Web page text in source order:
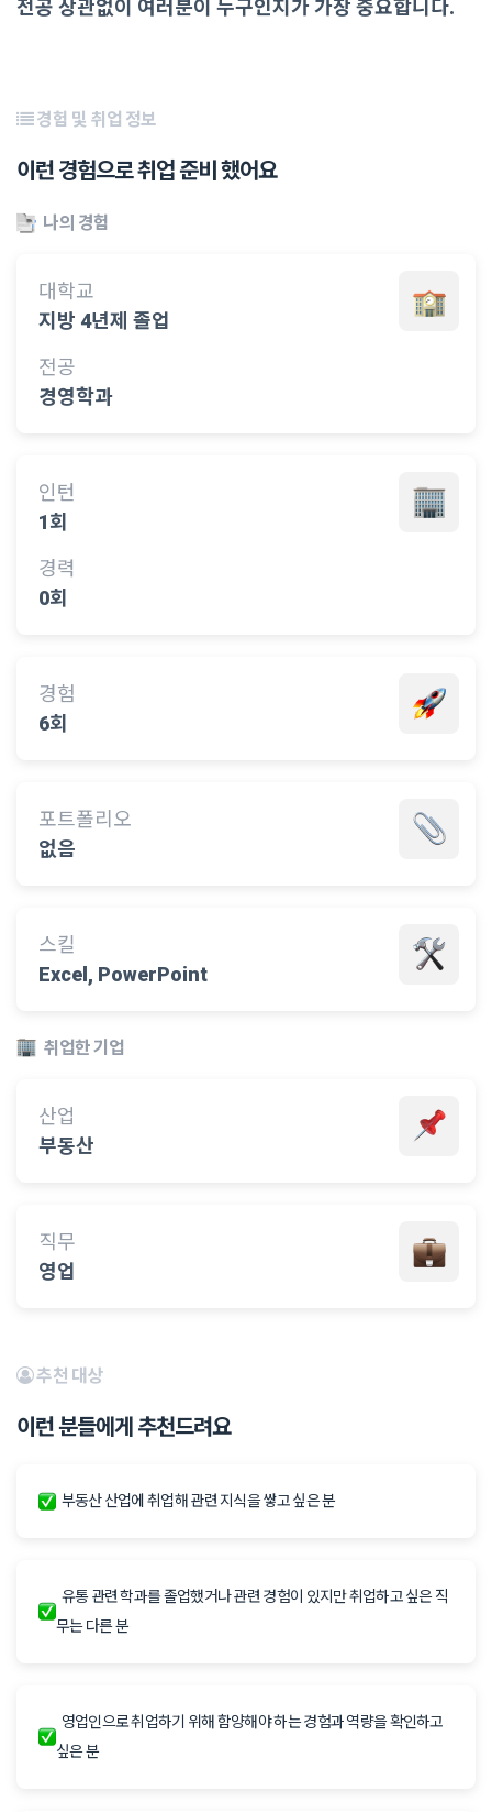
전공 상관없이 여러분이 누구인지가 가장 중요합니다.
경험 및 취업 정보
이런 경험으로 취업 준비 했어요
나의 경험
대학교
지방 4년제 졸업
전공
경영학과
인턴
1회
경력
0회
경험
6회
포트폴리오
없음
스킬
Excel, PowerPoint
취업한 기업
산업
부동산
직무
영업
추천 대상
이런 분들에게 추천드려요
부동산 산업에 취업해 관련 지식을 쌓고 싶은 분
유통 관련 학과를 졸업했거나 관련 경험이 있지만 취업하고 싶은 직
무는 다른 분
영업인으로 취업하기 위해 함양해야 하는 경험과 역량을 확인하고
싶은 분